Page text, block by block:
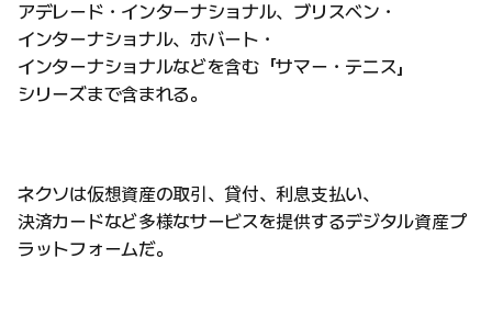
アデレード・インターナショナル、ブリスベン・
インターナショナル、ホバート・
インターナショナルなどを含む「サマー・テニス」
シリーズまで含まれる。
ネクソは仮想資産の取引、貸付、利息支払い、
決済カードなど多様なサービスを提供するデジタル資産プ
ラットフォームだ。